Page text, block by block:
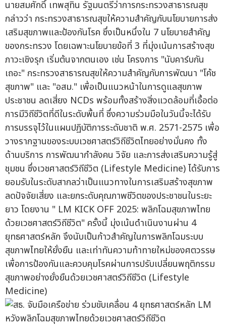
นายสมศักดิ์ เทพสุทิน รัฐมนตรีว่าการกระทรวงสาธารณสุข
กล่าวว่า กระทรวงสาธารณสุขให้ความสำคัญกับนโยบายการส่ง
เสริมสุขภาพและป้องกันโรค ซึ่งเป็นหนึ่งใน 7 นโยบายสำคัญ
ของกระทรวง โดยเฉพาะนโยบายข้อที่ 3 ที่มุ่งเน้นการสร้างสุข
ภาวะเชิงรุก เริ่มต้นจากตนเอง เช่น โครงการ "นับคาร์บกัน
เถอะ" กระทรวงสาธารณสุขให้ความสำคัญกับการพัฒนา "โค้ช
สุขภาพ" และ "อสม." เพื่อเป็นแนวหน้าในการดูแลสุขภาพ
ประชาชน ลดเสี่ยง NCDs พร้อมทั้งสร้างสิ่งแวดล้อมที่เอื้อต่อ
การมีวิถีชีวิตที่ดีในระดับพื้นที่ ซึ่งความร่วมมือในวันนี้จะได้รับ
การบรรจุไว้ในแผนปฏิบัติการระดับชาติ พ.ศ. 2571-2575 เพื่อ
วางรากฐานของระบบเวชศาสตร์วิถีชีวิตไทยอย่างมั่นคง ทั้ง
ด้านบริการ การพัฒนากำลังคน วิจัย และการส่งเสริมความรู้สู่
ชุมชน ซึ่งเวชศาสตร์วิถีชีวิต (Lifestyle Medicine) ได้รับการ
ยอมรับในระดับสากลว่าเป็นแนวทางในการเสริมสร้างสุขภาพ
ลดปัจจัยเสี่ยง และยกระดับคุณภาพชีวิตของประชาชนในระยะ
ยาว โดยงาน " LM KICK OFF 2025: พลิกโฉมสุขภาพไทย
ด้วยเวชศาสตร์วิถีชีวิต" ครั้งนี้ มุ่งเน้นดำเนินงานผ่าน 4
ยุทธศาสตร์หลัก จึงนับเป็นก้าวสำคัญในการพลิกโฉมระบบ
สุขภาพไทยให้ยั่งยืน และเท่าทันความท้าทายใหม่ของศตวรรษ
เพื่อการป้องกันและควบคุมโรคผ่านการปรับเปลี่ยนพฤติกรรม
สุขภาพอย่างยั่งยืนด้วยเวชศาสตร์วิถีชีวิต (Lifestyle
Medicine)